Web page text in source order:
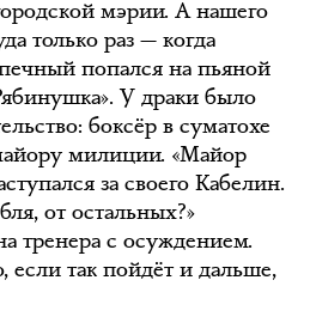
мэрии. А нашего
только раз — когда
попался на пьяной
У драки было
боксёр в суматохе
милиции. «Майор
за своего Кабелин.
от остальных?»
тренера с осуждением.
если так пойдёт и дальше,